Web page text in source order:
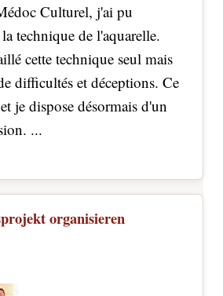
Culturel, j'ai pu
technique de l'aquarelle.
cette technique seul mais
difficultés et déceptions. Ce
je dispose désormais d'un
...
organisieren